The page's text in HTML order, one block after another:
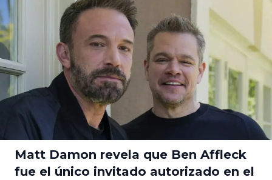
Matt Damon revela que Ben Affleck
fue el único invitado autorizado en el